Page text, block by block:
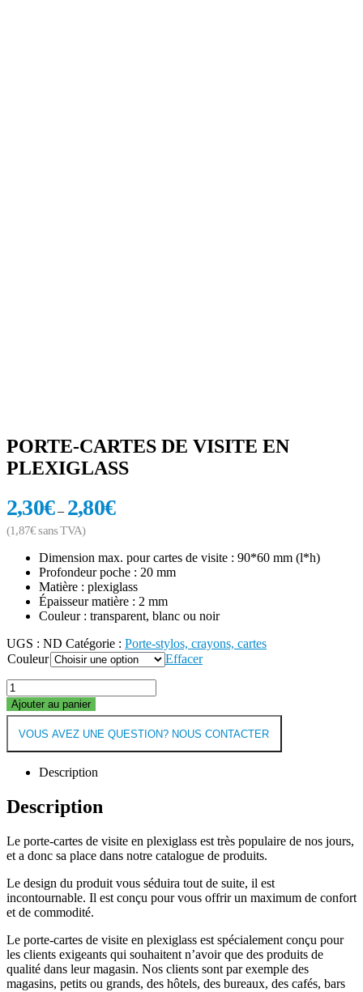
PORTE-CARTES DE VISITE EN
PLEXIGLASS
2,30€– 2,80€
(1,87€sans TVA)
Dimension max. pour cartes de visite : 90*60 mm (l*h)
Profondeur poche : 20 mm
Matière : plexiglass
Épaisseur matière : 2 mm
Couleur : transparent, blanc ou noir
UGS : ND Catégorie : Porte-stylos, crayons, cartes
Couleur
Effacer
Ajouter au panier
VOUS AVEZ UNE QUESTION? NOUS CONTACTER
Description
Description
Le porte-cartes de visite en plexiglass est très populaire de nos jours,
et a donc sa place dans notre catalogue de produits.
Le design du produit vous séduira tout de suite, il est
incontournable. Il est conçu pour vous offrir un maximum de confort
et de commodité.
Le porte-cartes de visite en plexiglass est spécialement conçu pour
les clients exigeants qui souhaitent n’avoir que des produits de
qualité dans leur magasin. Nos clients sont par exemple des
magasins, petits ou grands, des hôtels, des bureaux, des cafés, bars